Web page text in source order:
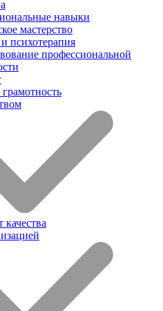
навыки
мастерство
психотерапия
профессиональной